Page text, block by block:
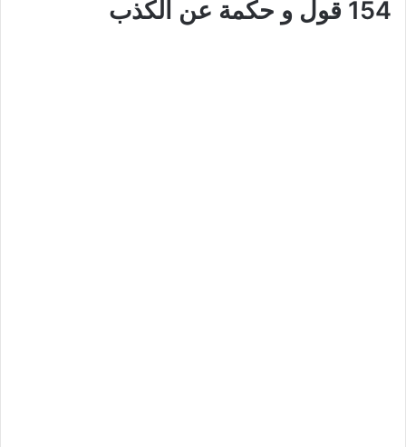
154 قول و حكمة عن الكذب